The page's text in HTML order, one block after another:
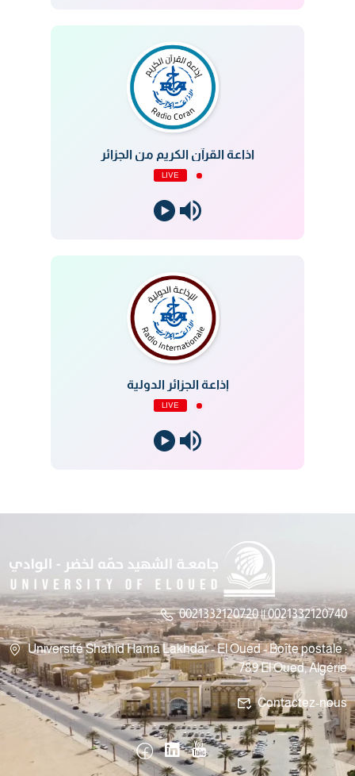
اذاعة القرآن الكريم من الجزائر
LIVE
إذاعة الجزائر الدولية
LIVE
0021332120720 || 0021332120740
Université Shahid Hama Lakhdar - El Oued - Boîte postale :
789 El Oued, Algérie
Contactez-nous